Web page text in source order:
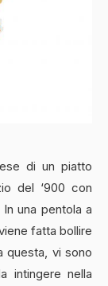
di un piatto
del ‘900 con
una pentola a
fatta bollire
questa, vi sono
intingere nella